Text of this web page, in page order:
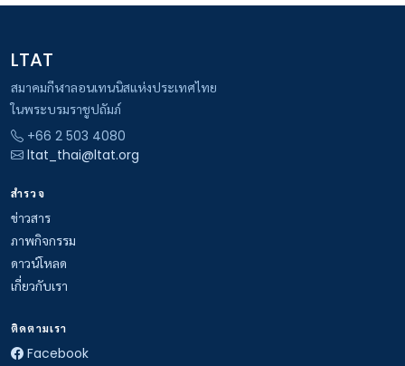
LTAT
สมาคมกีฬาลอนเทนนิสแห่งประเทศไทย
ในพระบรมราชูปถัมภ์
+66 2 503 4080
ltat_thai@ltat.org
สำรวจ
ข่าวสาร
ภาพกิจกรรม
ดาวน์โหลด
เกี่ยวกับเรา
ติดตามเรา
Facebook